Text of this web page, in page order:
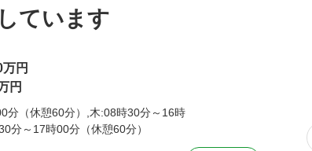
ています
円
円
分（休憩60分）,木:08時30分～16時
分～17時00分（休憩60分）